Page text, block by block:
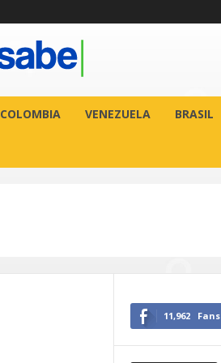
COLOMBIA VENEZUELA BRASIL
11,962 Fans